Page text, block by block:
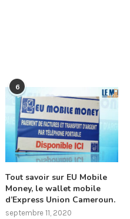
6
Tout savoir sur EU Mobile
Money, le wallet mobile
d’Express Union Cameroun.
septembre 11, 2020